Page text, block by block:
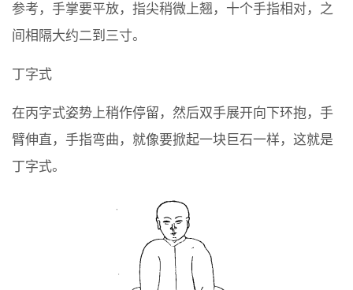
参考，手掌要平放，指尖稍微上翘，十个手指相对，之
间相隔大约二到三寸。
丁字式
在丙字式姿势上稍作停留，然后双手展开向下环抱，手
臂伸直，手指弯曲，就像要掀起一块巨石一样，这就是
丁字式。